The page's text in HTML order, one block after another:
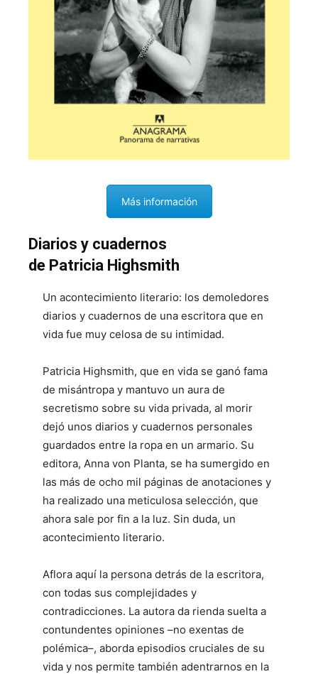
Más información
Diarios y cuadernos
de Patricia Highsmith
Un acontecimiento literario: los demoledores
diarios y cuadernos de una escritora que en
vida fue muy celosa de su intimidad.
Patricia Highsmith, que en vida se ganó fama
de misántropa y mantuvo un aura de
secretismo sobre su vida privada, al morir
dejó unos diarios y cuadernos personales
guardados entre la ropa en un armario. Su
editora, Anna von Planta, se ha sumergido en
las más de ocho mil páginas de anotaciones y
ha realizado una meticulosa selección, que
ahora sale por fin a la luz. Sin duda, un
acontecimiento literario.
Aflora aquí la persona detrás de la escritora,
con todas sus complejidades y
contradicciones. La autora da rienda suelta a
contundentes opiniones –no exentas de
polémica–, aborda episodios cruciales de su
vida y nos permite también adentrarnos en la